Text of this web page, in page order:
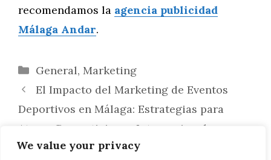
We value your privacy
recomendamos la agencia publicidad
Málaga Andar.
Categorías
General, Marketing
El Impacto del Marketing de Eventos
Deportivos en Málaga: Estrategias para
Atraer Competiciones Internacionales y
Promover un Estilo de Vida Activo